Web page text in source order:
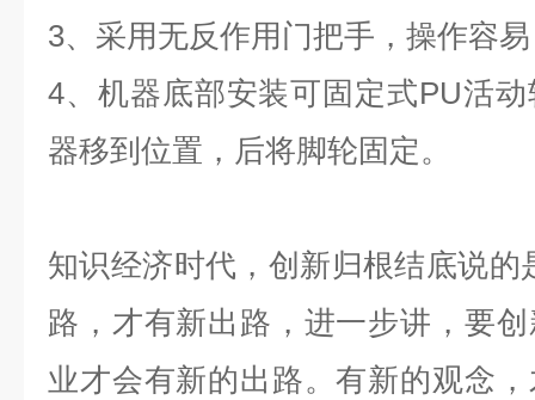
3、采用无反作用门把手，操作容易
4、机器底部安装可固定式PU活
器移到位置，后将脚轮固定。
知识经济时代，创新归根结底说
路，才有新出路，进一步讲，要
业才会有新的出路。有新的观念